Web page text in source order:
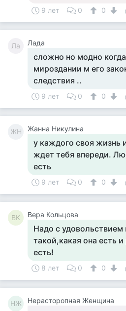
9 лет 0 0
Ла Лада
сложно но модно
мироздании м его
следствия ..
9 лет 0 0
ЖН Жанна Никулина
у каждого своя жизнь
ждет тебя впереди.
есть
9 лет 0 0
ВК Вера Кольцова
Надо с
такой,какая она есть
есть!
8 лет 0 0
НЖ Нерасторопная Женщина